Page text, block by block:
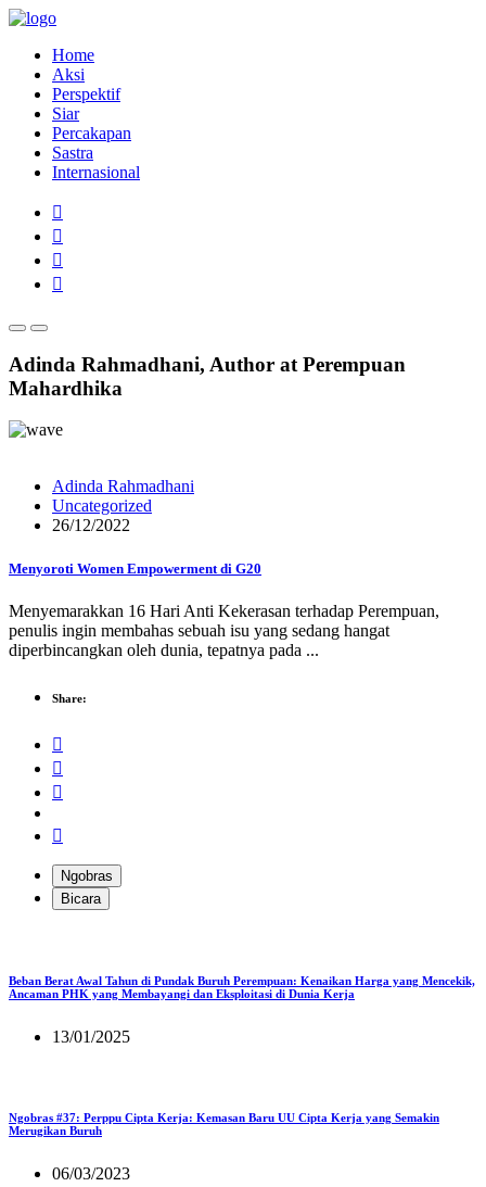
Home
Aksi
Perspektif
Siar
Percakapan
Sastra
Internasional
Adinda Rahmadhani, Author at Perempuan
Mahardhika
Adinda Rahmadhani
Uncategorized
26/12/2022
Menyoroti Women Empowerment di G20
Menyemarakkan 16 Hari Anti Kekerasan terhadap Perempuan,
penulis ingin membahas sebuah isu yang sedang hangat
diperbincangkan oleh dunia, tepatnya pada ...
Share:
Ngobras
Bicara
Beban Berat Awal Tahun di Pundak Buruh Perempuan: Kenaikan Harga yang Mencekik,
Ancaman PHK yang Membayangi dan Eksploitasi di Dunia Kerja
13/01/2025
Ngobras #37: Perppu Cipta Kerja: Kemasan Baru UU Cipta Kerja yang Semakin
Merugikan Buruh
06/03/2023